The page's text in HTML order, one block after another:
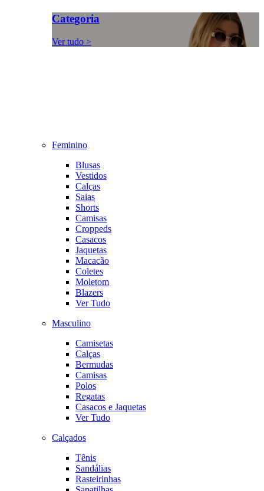
Categoria
Ver tudo >
Feminino
Blusas
Vestidos
Calças
Saias
Shorts
Camisas
Croppeds
Casacos
Jaquetas
Macacão
Coletes
Moletom
Blazers
Ver Tudo
Masculino
Camisetas
Calças
Bermudas
Camisas
Polos
Regatas
Casacos e Jaquetas
Ver Tudo
Calçados
Tênis
Sandálias
Rasteirinhas